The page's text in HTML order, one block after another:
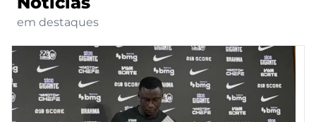
em destaques